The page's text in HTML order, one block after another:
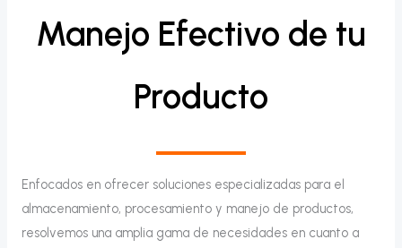
Manejo Efectivo de tu
Producto
Enfocados en ofrecer soluciones especializadas para el
almacenamiento, procesamiento y manejo de productos,
resolvemos una amplia gama de necesidades en cuanto a